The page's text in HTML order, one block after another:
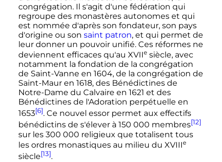
congrégation. Il s'agit d'une fédération qui
regroupe des monastères autonomes et qui
est nommée d'après son fondateur, son pays
d'origine ou son saint patron, et qui permet de
leur donner un pouvoir unifié. Ces réformes ne
deviennent efficaces qu'au XVIIe siècle, avec
notamment la fondation de la congrégation
de Saint-Vanne en 1604, de la congrégation de
Saint-Maur en 1618, des Bénédictines de
Notre-Dame du Calvaire en 1621 et des
Bénédictines de l'Adoration perpétuelle en
1653[6]. Ce nouvel essor permet aux effectifs
bénédictins de s'élever à 150 000 membres[12]
sur les 300 000 religieux que totalisent tous
les ordres monastiques au milieu du XVIIIe
siècle[13].